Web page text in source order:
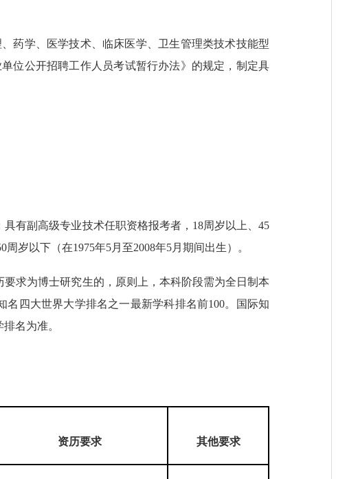
药学、医学技术、临床医学、卫生管理类技术技能型
位公开招聘工作人员考试暂行办法》的规定，制定具
有副高级专业技术任职资格报考者，18周岁以上、45
岁以下（在1975年5月至2008年5月期间出生）。
求为博士研究生的，原则上，本科阶段需为全日制本
四大世界大学排名之一最新学科排名前100。国际知
名为准。
资历要求 其他要求